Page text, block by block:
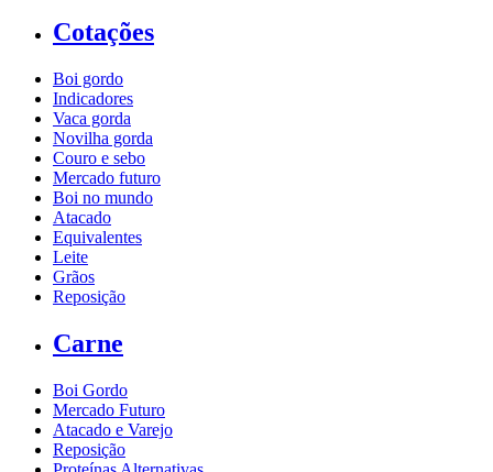
Cotações
Boi gordo
Indicadores
Vaca gorda
Novilha gorda
Couro e sebo
Mercado futuro
Boi no mundo
Atacado
Equivalentes
Leite
Grãos
Reposição
Carne
Boi Gordo
Mercado Futuro
Atacado e Varejo
Reposição